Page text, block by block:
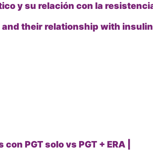
y su relación con la
their relationship with insulin
PGT solo vs PGT + ERA |